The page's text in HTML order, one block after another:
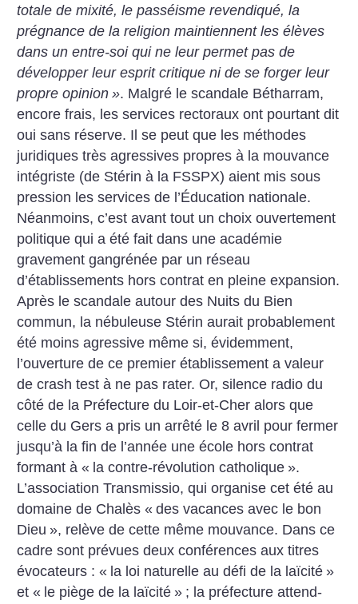
totale de mixité, le passéisme revendiqué, la
prégnance de la religion maintiennent les élèves
dans un entre-soi qui ne leur permet pas de
développer leur esprit critique ni de se forger leur
propre opinion ». Malgré le scandale Bétharram,
encore frais, les services rectoraux ont pourtant dit
oui sans réserve. Il se peut que les méthodes
juridiques très agressives propres à la mouvance
intégriste (de Stérin à la FSSPX) aient mis sous
pression les services de l’Éducation nationale.
Néanmoins, c’est avant tout un choix ouvertement
politique qui a été fait dans une académie
gravement gangrénée par un réseau
d’établissements hors contrat en pleine expansion.
Après le scandale autour des Nuits du Bien
commun, la nébuleuse Stérin aurait probablement
été moins agressive même si, évidemment,
l’ouverture de ce premier établissement a valeur
de crash test à ne pas rater. Or, silence radio du
côté de la Préfecture du Loir-et-Cher alors que
celle du Gers a pris un arrêté le 8 avril pour fermer
jusqu’à la fin de l’année une école hors contrat
formant à « la contre-révolution catholique ».
L’association Transmissio, qui organise cet été au
domaine de Chalès « des vacances avec le bon
Dieu », relève de cette même mouvance. Dans ce
cadre sont prévues deux conférences aux titres
évocateurs : « la loi naturelle au défi de la laïcité »
et « le piège de la laïcité » ; la préfecture attend-